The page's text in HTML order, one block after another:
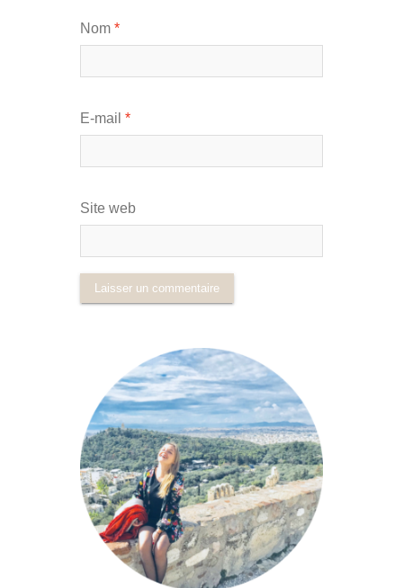
Nom *
E-mail *
Site web